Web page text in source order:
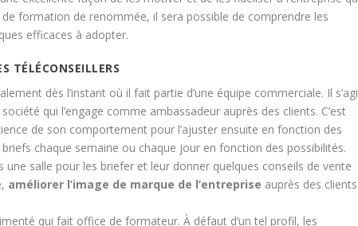
formation de renommée, il sera possible de comprendre les
efficaces à adopter.
TÉLÉCONSEILLERS
dès l’instant où il fait partie d’une équipe commerciale. Il
qui l’engage comme ambassadeur auprès des clients. C’est
de son comportement pour l’ajuster ensuite en fonction des
chaque semaine ou chaque jour en fonction des possibilités.
salle pour les briefer et leur donner quelques conseils de vente
améliorer l’image de marque de l’entreprise auprès des clients.
qui fait office de formateur. À défaut d’un tel profil, les